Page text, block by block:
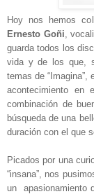
Hoy nos hemos
Ernesto Goñi ,
guarda todos los
vida y de los que,
temas de
acontecimiento
combinación de
búsqueda de una
duración con el que
Picados por una
“insana”, nos
un apasionamiento